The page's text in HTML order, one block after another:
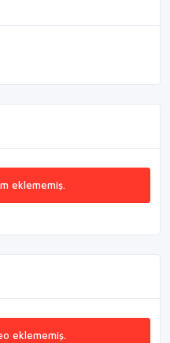
eklememiş.
eklememiş.